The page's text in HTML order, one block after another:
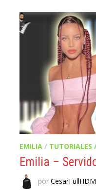
EMILIA / TUTORIALES
Emilia –
por